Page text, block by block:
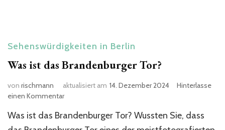
Sehenswürdigkeiten in Berlin
Was ist das Brandenburger Tor?
von rischmann aktualisiert am 14. Dezember 2024
Hinterlasse
einen Kommentarzu
ist
das
Was ist das Brandenburger Tor? Wussten Sie, dass